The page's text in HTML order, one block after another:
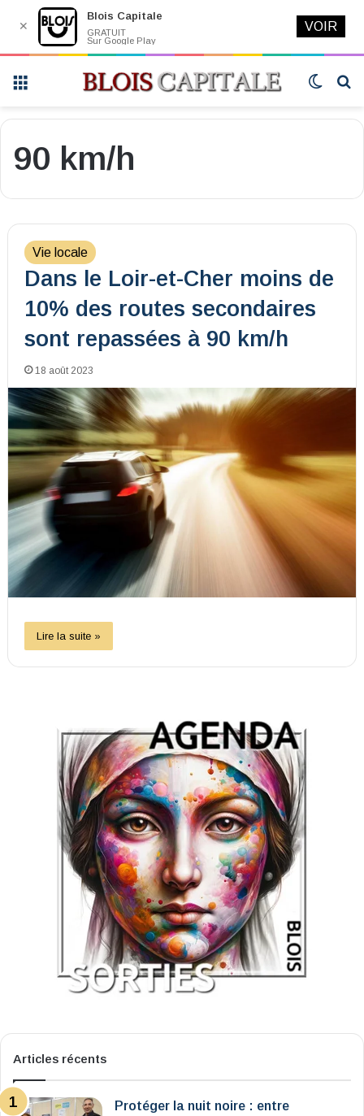
Switch
90 km/h
Vie locale
Dans le Loir-et-Cher moins de
10% des routes secondaires
sont repassées à 90 km/h
18 août 2023
Lire la suite »
Articles récents
Protéger la nuit noire : entre
✕
Blois Capitale
GRATUIT
Sur Google Play
VOIR